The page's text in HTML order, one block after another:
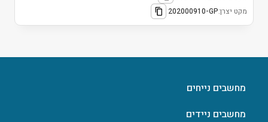
מקט יצרן:202000910-GP
מחשבים נייחים
מחשבים ניידים